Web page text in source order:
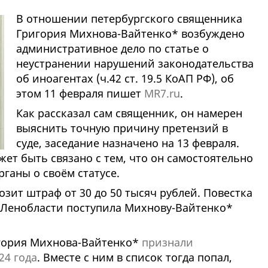
В отношении петербургского священника
Григория Михнова-Вайтенко* возбуждено
административное дело по статье о
неустранении нарушений законодательства
об иноагентах (ч.42 ст. 19.5 КоАП РФ), об
этом 11 февраля пишет MR7.ru.
Как рассказал сам священник, он намерен
выяснить точную причину претензий в
суде, заседание назначено на 13 февраля.
быть связано с тем, что он самостоятельно
о своём статусе.
штраф от 30 до 50 тысяч рублей. Повестка
поступила Михнову-Вайтенко*
Михнова-Вайтенко* признали
года. Вместе с ним в список тогда попал,